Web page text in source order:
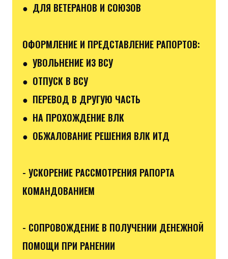
● ДЛЯ ВЕТЕРАНОВ И СОЮЗОВ
ОФОРМЛЕНИЕ И ПРЕДСТАВЛЕНИЕ РАПОРТОВ:
● УВОЛЬНЕНИЕ ИЗ ВСУ
● ОТПУСК В ВСУ
● ПЕРЕВОД В ДРУГУЮ ЧАСТЬ
● НА ПРОХОЖДЕНИЕ ВЛК
● ОБЖАЛОВАНИЕ РЕШЕНИЯ ВЛК ИТД
- УСКОРЕНИЕ РАССМОТРЕНИЯ РАПОРТА
КОМАНДОВАНИЕМ
- СОПРОВОЖДЕНИЕ В ПОЛУЧЕНИИ ДЕНЕЖНОЙ
ПОМОЩИ ПРИ РАНЕНИИ